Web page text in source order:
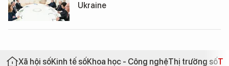
Ukraine
Xã hội sốKinh tế sốKhoa học - Công nghệThị trường số